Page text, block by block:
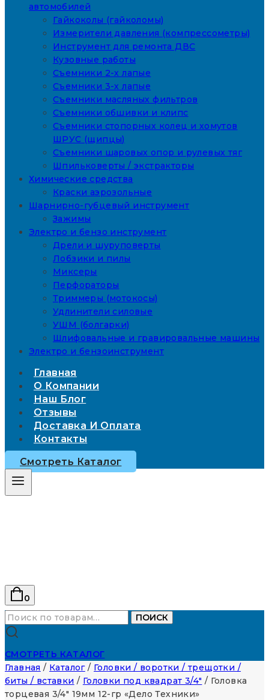
автомобилей
Гайкоколы (гайколомы)
Измерители давления (компрессометры)
Инструмент для ремонта ДВС
Кузовные работы
Съемники 2-х лапые
Съемники 3-х лапые
Съемники масляных фильтров
Съемники обшивки и клипс
Съемники стопорных колец и хомутов
ШРУС (щипцы)
Съемники шаровых опор и рулевых тяг
Шпильковерты / экстракторы
Химические средства
Краски аэрозольные
Шарнирно-губцевый инструмент
Зажимы
Электро и бензо инструмент
Дрели и шуруповерты
Лобзики и пилы
Миксеры
Перфораторы
Триммеры (мотокосы)
Удлинители силовые
УШМ (болгарки)
Шлифовальные и гравировальные машины
Электро и бензоинструмент
Главная
О Компании
Наш Блог
Отзывы
Доставка И Оплата
Контакты
Смотреть Каталог
0
Искать:
ПОИСК
СМОТРЕТЬ КАТАЛОГ
Главная / Каталог / Головки / воротки / трещотки /
биты / вставки / Головки под квадрат 3/4" / Головка
торцевая 3/4″ 19мм 12-гр «Дело Техники»